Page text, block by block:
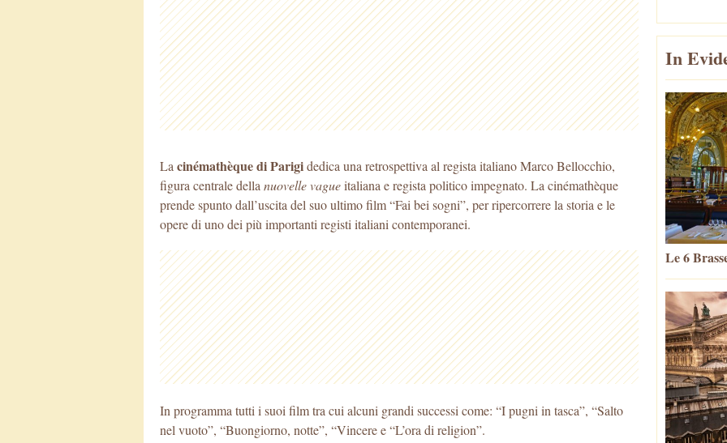
La cinémathèque di Parigidedica una retrospettiva al regista italiano Marco Bellocchio,
figura centrale della nuovelle vagueitaliana e regista politico impegnato. La cinémathèque
prende spunto dall’uscita del suo ultimo film “Fai bei sogni”, per ripercorrere la storia e le
opere di uno dei più importanti registi italiani contemporanei.
In programma tutti i suoi film tra cui alcuni grandi successi come: “I pugni in tasca”, “Salto
nel vuoto”, “Buongiorno, notte”, “Vincere e “L’ora di religion”.
In
Le 6